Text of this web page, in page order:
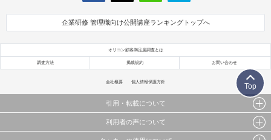
企業研修 管理職向け公開講座ランキングトップへ
オリコン顧客満足度調査とは
調査方法 掲載規約 お問い合わせ
会社概要 個人情報保護方針
引用・転載について
当サイトで公開されている情報（文字、写真、イラスト、画像データ等）及びこれらの配置・
利用者の声について
Top